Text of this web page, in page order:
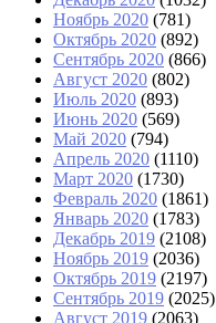
Ноябрь 2020 (781)
Октябрь 2020 (892)
Сентябрь 2020 (866)
Август 2020 (802)
Июль 2020 (893)
Июнь 2020 (569)
Май 2020 (794)
Апрель 2020 (1110)
Март 2020 (1730)
Февраль 2020 (1861)
Январь 2020 (1783)
Декабрь 2019 (2108)
Ноябрь 2019 (2036)
Октябрь 2019 (2197)
Сентябрь 2019 (2025)
Август 2019 (2063)